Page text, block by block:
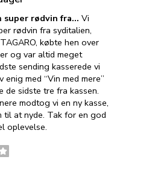
super rødvin fra… Vi
rødvin fra syditalien,
købte hen over
og var altid meget
sending kasserede vi
enig med “Vin med mere”
de sidste tre fra kassen.
modtog vi en ny kasse,
til at nyde. Tak for en god
oplevelse.